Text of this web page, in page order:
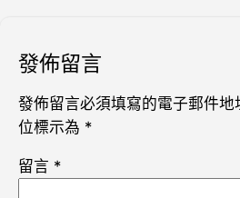
發佈留言
發佈留言必須填寫的電子郵件地
位標示為 *
留言 *